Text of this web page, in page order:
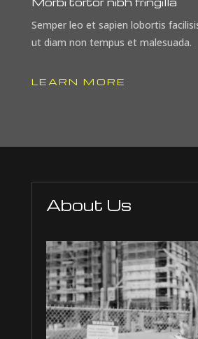
Semper leo et sapien lobortis
ut diam non tempus et malesuada.
LEARN MORE
About Us